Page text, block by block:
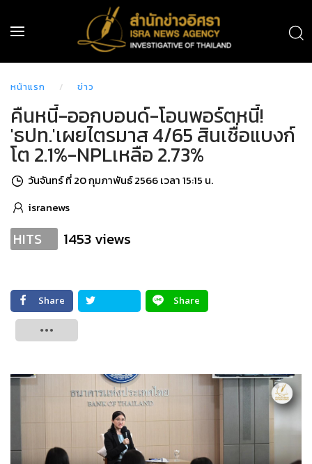
หน้าแรก ข่าว
คืนหนี้-ออกบอนด์-โอนพอร์ตหนี้!
'ธปท.'เผยไตรมาส 4/65 สินเชื่อแบงก์
โต 2.1%-NPLเหลือ 2.73%
วันจันทร์ ที่ 20 กุมภาพันธ์ 2566 เวลา 15:15 น.
isranews
HITS 1453 views
Share
Share